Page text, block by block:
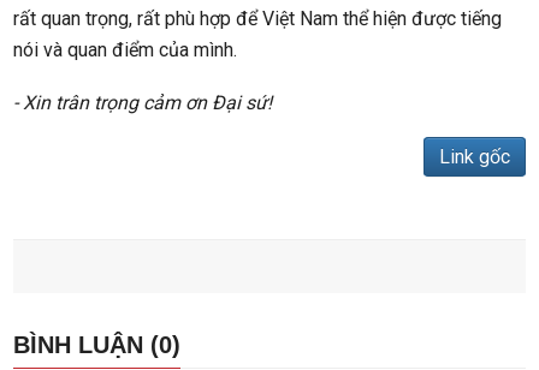
rất quan trọng, rất phù hợp để Việt Nam thể hiện được tiếng
nói và quan điểm của mình.
- Xin trân trọng cảm ơn Đại sứ!
Link gốc
BÌNH LUẬN (0)